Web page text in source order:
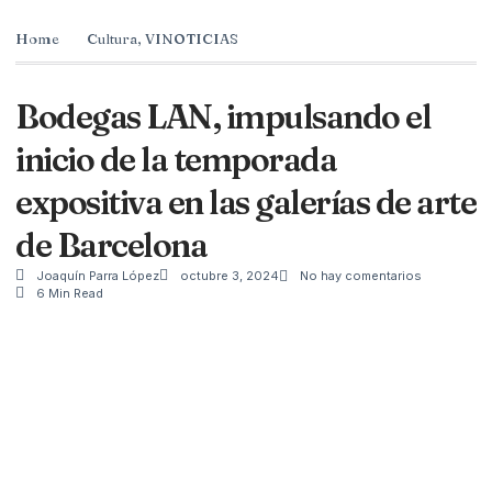
Home Cultura, VINOTICIAS
Bodegas LAN, impulsando el
inicio de la temporada
expositiva en las galerías de arte
de Barcelona
Joaquín Parra López octubre 3, 2024
No hay comentarios
6 Min Read